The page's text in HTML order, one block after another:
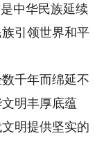
中华民族延续
引领世界和平
千年而绵延不
明丰厚底蕴
明提供坚实的